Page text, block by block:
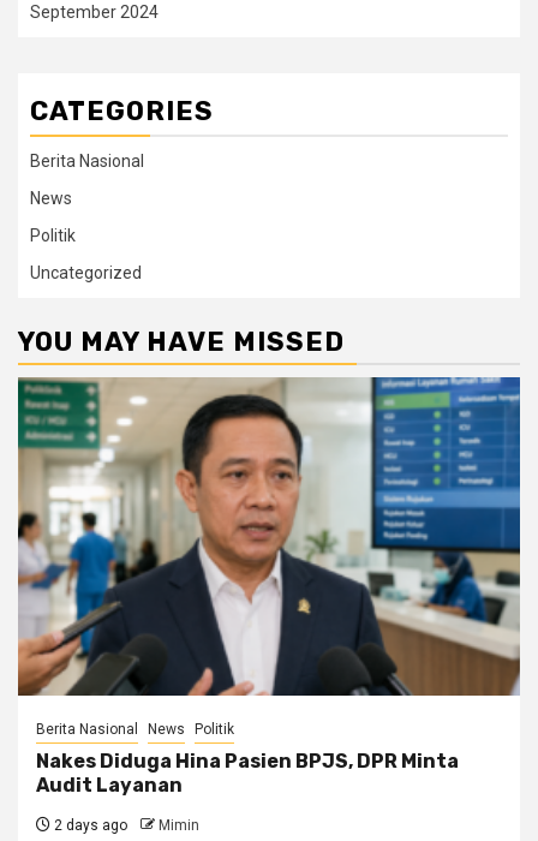
September 2024
CATEGORIES
Berita Nasional
News
Politik
Uncategorized
YOU MAY HAVE MISSED
Berita Nasional News Politik
Nakes Diduga Hina Pasien BPJS, DPR Minta
Audit Layanan
2 days ago Mimin